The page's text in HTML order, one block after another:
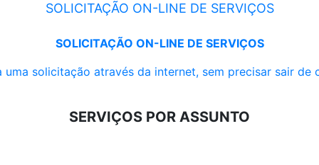
SOLICITAÇÃO ON-LINE DE SERVIÇOS
SOLICITAÇÃO ON-LINE DE SERVIÇOS
uma solicitação através da internet, sem precisar sair de
SERVIÇOS POR ASSUNTO